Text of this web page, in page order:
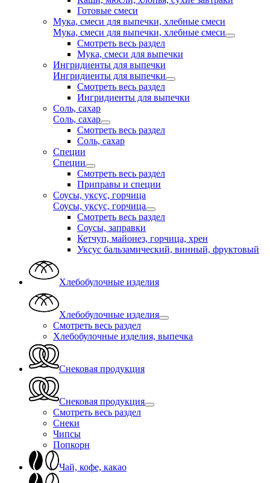
Готовые смеси
Мука, смеси для выпечки, хлебные смеси
Мука, смеси для выпечки, хлебные смеси
Смотреть весь раздел
Мука, смеси для выпечки
Ингридиенты для выпечки
Ингридиенты для выпечки
Смотреть весь раздел
Ингридиенты для выпечки
Соль, сахар
Соль, сахар
Смотреть весь раздел
Соль, сахар
Специи
Специи
Смотреть весь раздел
Приправы и специи
Соусы, уксус, горчица
Соусы, уксус, горчица
Смотреть весь раздел
Соусы, заправки
Кетчуп, майонез, горчица, хрен
Уксус бальзамический, винный, фруктовый
Хлебобулочные изделия
Хлебобулочные изделия
Смотреть весь раздел
Хлебобулочные изделия, выпечка
Снековая продукция
Снековая продукция
Смотреть весь раздел
Снеки
Чипсы
Попкорн
Чай, кофе, какао